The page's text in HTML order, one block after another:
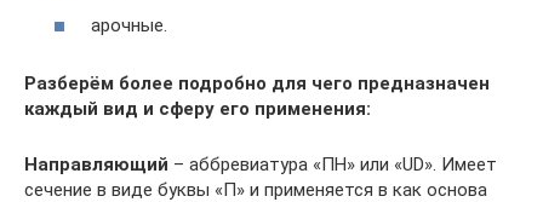
арочные.
Разберём более подробно для чего предназначен
каждый вид и сферу его применения:
Направляющий – аббревиатура «ПН» или «UD». Имеет
сечение в виде буквы «П» и применяется в как основа